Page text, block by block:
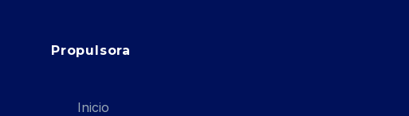
Propulsora
Inicio